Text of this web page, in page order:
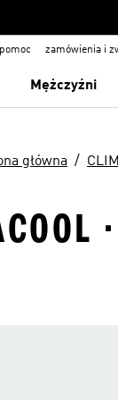
pomoc zamówienia i
Mężczyźni
główna